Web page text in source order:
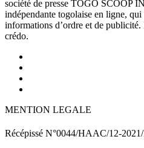
société de presse TOGO SCOOP
indépendante togolaise en ligne,
informations d’ordre et de
crédo.
MENTION LEGALE
Récépissé N°0044/HAAC/12-